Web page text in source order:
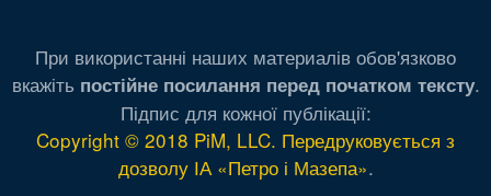
При використанні наших материалів обов'язково
вкажіть постійне посилання перед початком тексту.
Підпис для кожної публікації:
Copyright © 2018 PiM, LLC. Передруковується з
дозволу ІА «Петро і Мазепа».